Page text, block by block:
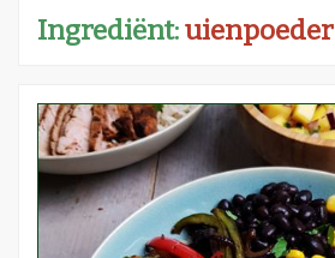
Ingrediënt:uienpoeder